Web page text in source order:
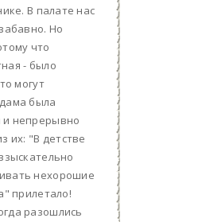
В палате нас
Но
что
- было
могут
была
и непрерывно
их: "В детстве
нехорошие
прилетало!
разошлись